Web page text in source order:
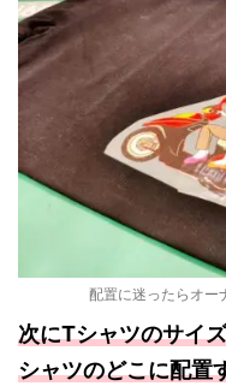
配置に迷ったらオー
次にTシャツのサイ
シャツのどこに配置